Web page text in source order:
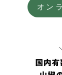
オン